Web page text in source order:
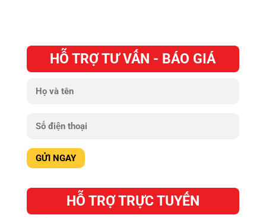
HỖ TRỢ TƯ VẤN - BÁO GIÁ
HỖ TRỢ TRỰC TUYẾN